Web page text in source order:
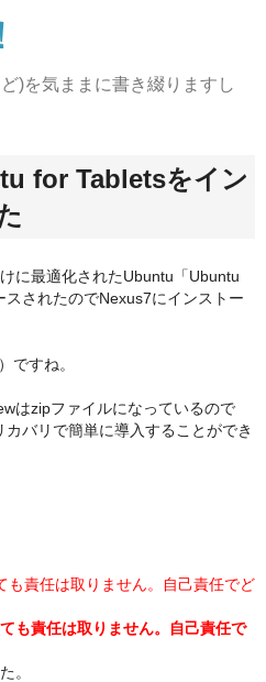
)を気ままに書き綴りますし
for Tabletsをイン
に最適化されたUbuntu「Ubuntu
されたのでNexus7にインストー
ですね。
はzipファイルになっているので
バリで簡単に導入することができ
責任は取りません。自己責任でど
責任は取りません。自己責任で
。